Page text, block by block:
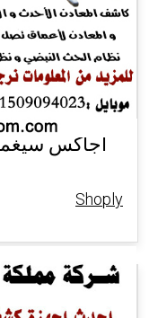
Shoply